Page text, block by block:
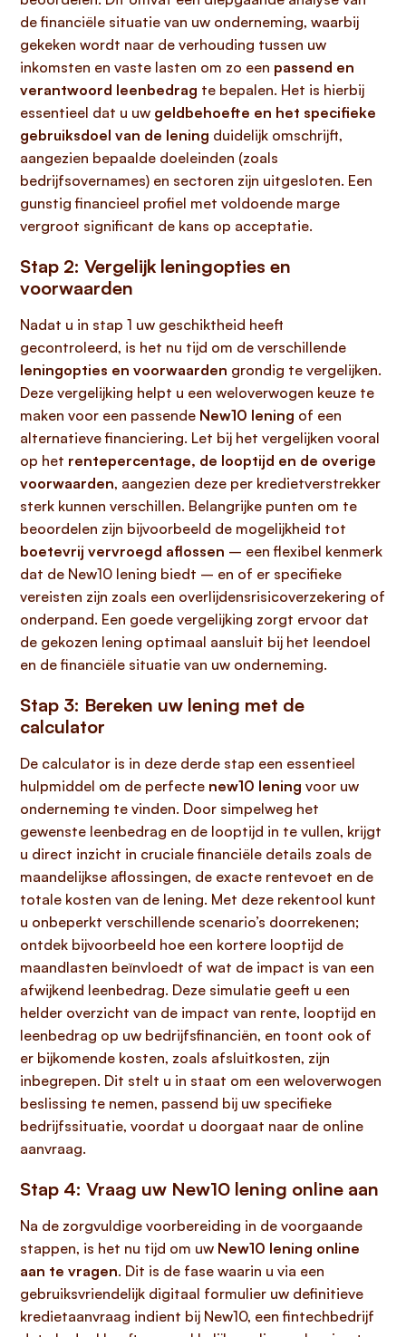
de financiële situatie van uw onderneming, waarbij
gekeken wordt naar de verhouding tussen uw
inkomsten en vaste lasten om zo een passend en
verantwoord leenbedrag te bepalen. Het is hierbij
essentieel dat u uw geldbehoefte en het specifieke
gebruiksdoel van de lening duidelijk omschrijft,
aangezien bepaalde doeleinden (zoals
bedrijfsovernames) en sectoren zijn uitgesloten. Een
gunstig financieel profiel met voldoende marge
vergroot significant de kans op acceptatie.
Stap 2: Vergelijk leningopties en
voorwaarden
Nadat u in stap 1 uw geschiktheid heeft
gecontroleerd, is het nu tijd om de verschillende
leningopties en voorwaarden grondig te vergelijken.
Deze vergelijking helpt u een weloverwogen keuze te
maken voor een passende New10 lening of een
alternatieve financiering. Let bij het vergelijken vooral
op het rentepercentage, de looptijd en de overige
voorwaarden, aangezien deze per kredietverstrekker
sterk kunnen verschillen. Belangrijke punten om te
beoordelen zijn bijvoorbeeld de mogelijkheid tot
boetevrij vervroegd aflossen – een flexibel kenmerk
dat de New10 lening biedt – en of er specifieke
vereisten zijn zoals een overlijdensrisicoverzekering of
onderpand. Een goede vergelijking zorgt ervoor dat
de gekozen lening optimaal aansluit bij het leendoel
en de financiële situatie van uw onderneming.
Stap 3: Bereken uw lening met de
calculator
De calculator is in deze derde stap een essentieel
hulpmiddel om de perfecte new10 lening voor uw
onderneming te vinden. Door simpelweg het
gewenste leenbedrag en de looptijd in te vullen, krijgt
u direct inzicht in cruciale financiële details zoals de
maandelijkse aflossingen, de exacte rentevoet en de
totale kosten van de lening. Met deze rekentool kunt
u onbeperkt verschillende scenario’s doorrekenen;
ontdek bijvoorbeeld hoe een kortere looptijd de
maandlasten beïnvloedt of wat de impact is van een
afwijkend leenbedrag. Deze simulatie geeft u een
helder overzicht van de impact van rente, looptijd en
leenbedrag op uw bedrijfsfinanciën, en toont ook of
er bijkomende kosten, zoals afsluitkosten, zijn
inbegrepen. Dit stelt u in staat om een weloverwogen
beslissing te nemen, passend bij uw specifieke
bedrijfssituatie, voordat u doorgaat naar de online
aanvraag.
Stap 4: Vraag uw New10 lening online aan
Na de zorgvuldige voorbereiding in de voorgaande
stappen, is het nu tijd om uw New10 lening online
aan te vragen. Dit is de fase waarin u via een
gebruiksvriendelijk digitaal formulier uw definitieve
kredietaanvraag indient bij New10, een fintechbedrijf